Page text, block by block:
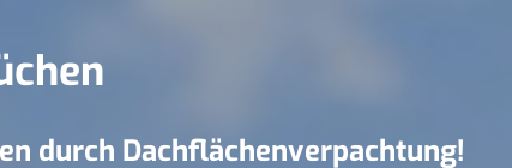
durch Dachflächenverpachtung!